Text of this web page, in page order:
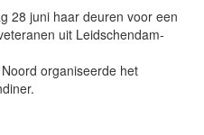
28 juni haar deuren voor een
uit Leidschendam-
organiseerde het